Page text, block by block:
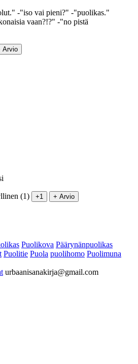
-"iso vai pieni?" -"puolikas."
vaan?!?" -"no pistä
Arvio
(1) +1 + Arvio
Puolikova Päärynänpuolikas
Puolitie Puola puolihomo Puolimuna
urbaanisanakirja@gmail.com